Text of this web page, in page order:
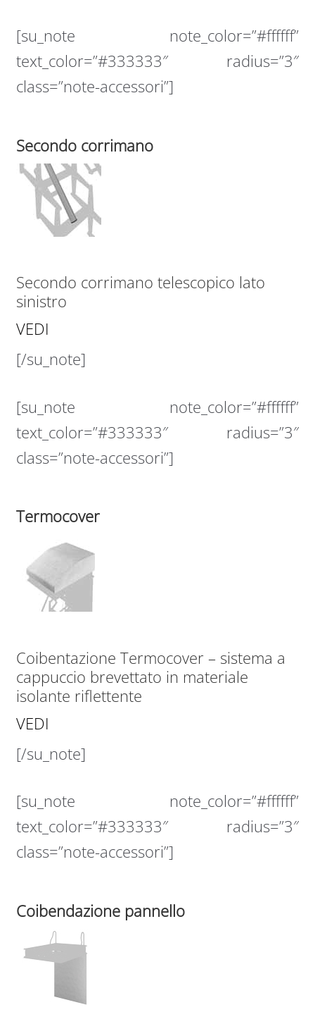
[su_note note_color=”#ffffff”
text_color=”#333333″ radius=”3″
class=”note-accessori”]
Secondo corrimano
Secondo corrimano telescopico lato
sinistro
VEDI
[/su_note]
[su_note note_color=”#ffffff”
text_color=”#333333″ radius=”3″
class=”note-accessori”]
Termocover
Coibentazione Termocover – sistema a
cappuccio brevettato in materiale
isolante riflettente
VEDI
[/su_note]
[su_note note_color=”#ffffff”
text_color=”#333333″ radius=”3″
class=”note-accessori”]
Coibendazione pannello